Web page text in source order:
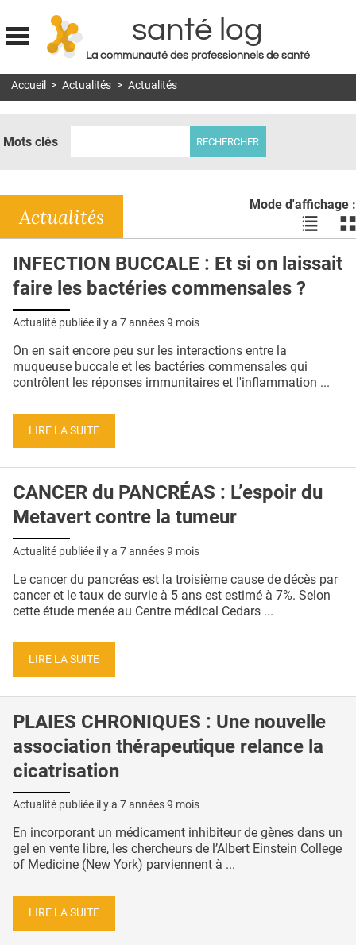
Jump to navigation
santé log
La communauté des professionnels de santé
MON COMPTE
DOSSIERS
RÉSEAUX
E-REVUE SAD
QUI SOMMES-NOUS ?
CONDITIONS GÉNÉRALES
CRÉDITS
Accueil > Actualités > Actualités
Mots clés
Mode d'affichage :
Voir
les
en
liste
les
en
Actualités
INFECTION BUCCALE : Et si on laissait
faire les bactéries commensales ?
Actualité publiée il y a 7 années 9 mois
On en sait encore peu sur les interactions entre la
muqueuse buccale et les bactéries commensales qui
contrôlent les réponses immunitaires et l'inflammation ...
LIRE LA SUITE
CANCER du PANCRÉAS : L’espoir du
Metavert contre la tumeur
Actualité publiée il y a 7 années 9 mois
Le cancer du pancréas est la troisième cause de décès par
cancer et le taux de survie à 5 ans est estimé à 7%. Selon
cette étude menée au Centre médical Cedars ...
LIRE LA SUITE
PLAIES CHRONIQUES : Une nouvelle
association thérapeutique relance la
cicatrisation
Actualité publiée il y a 7 années 9 mois
En incorporant un médicament inhibiteur de gènes dans un
gel en vente libre, les chercheurs de l’Albert Einstein College
of Medicine (New York) parviennent à ...
LIRE LA SUITE